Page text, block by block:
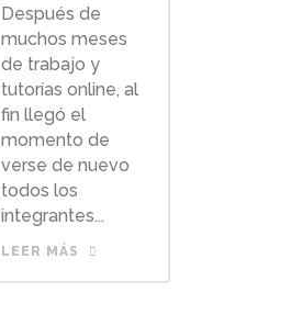
Después de
muchos meses
de trabajo y
tutorías online, al
fin llegó el
momento de
verse de nuevo
todos los
integrantes...
LEER MÁS